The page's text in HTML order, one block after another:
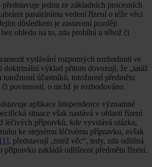
jednu ze základních procesních
paralelnímu vedení řízení o téže věci
důsledkem je zastavení později
ohledu na to, zda probíhá u téhož či
vydávání rozporných rozhodnutí ve
doktrinální výklad přitom dovozují, že „tatáž
totožností účastníků, totožností předmětu
povinností, o nichž je rozhodováno.
aplikace litispendence významné
situace však nastává v oblasti řízení
léčivých přípravků, kde vyvstává otázka,
ke stejnému léčivému přípravku, avšak
[1], představují „tutéž věc“, tedy, zda odlišná
přípravku zakládá odlišnost předmětu řízení.